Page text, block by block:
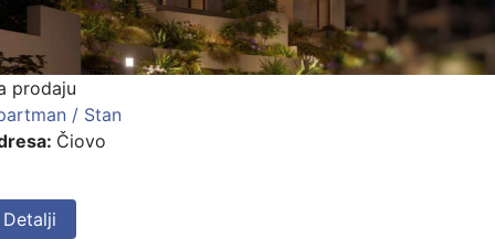
prodaju
/ Stan
Čiovo
Detalji